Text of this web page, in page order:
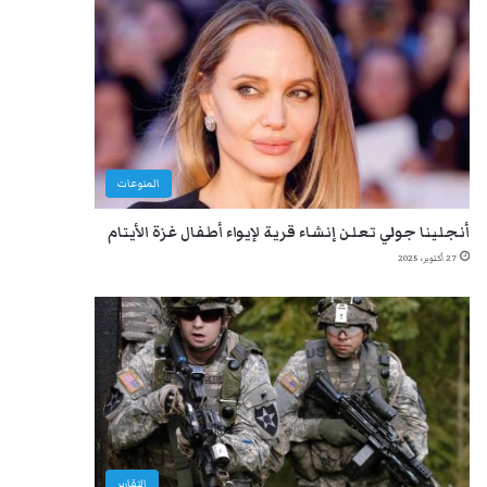
المنوعات
أنجلينا جولي تعلن إنشاء قرية لإيواء أطفال غزة الأيتام
27 أكتوبر، 2025
التقارير